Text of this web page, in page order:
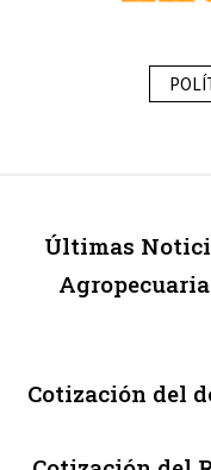
Últimas
Cotización del